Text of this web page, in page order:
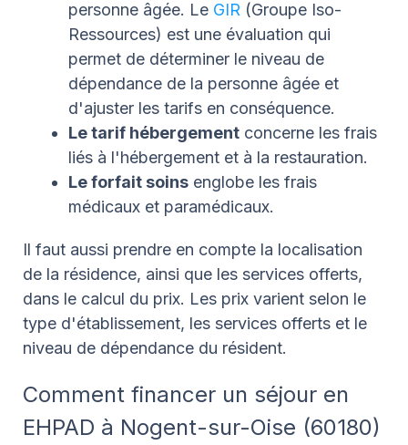
personne âgée. Le GIR (Groupe Iso-
Ressources) est une évaluation qui
permet de déterminer le niveau de
dépendance de la personne âgée et
d'ajuster les tarifs en conséquence.
Le tarif hébergement concerne les frais
liés à l'hébergement et à la restauration.
Le forfait soins englobe les frais
médicaux et paramédicaux.
Il faut aussi prendre en compte la localisation
de la résidence, ainsi que les services offerts,
dans le calcul du prix. Les prix varient selon le
type d'établissement, les services offerts et le
niveau de dépendance du résident.
Comment financer un séjour en
EHPAD à Nogent-sur-Oise (60180)